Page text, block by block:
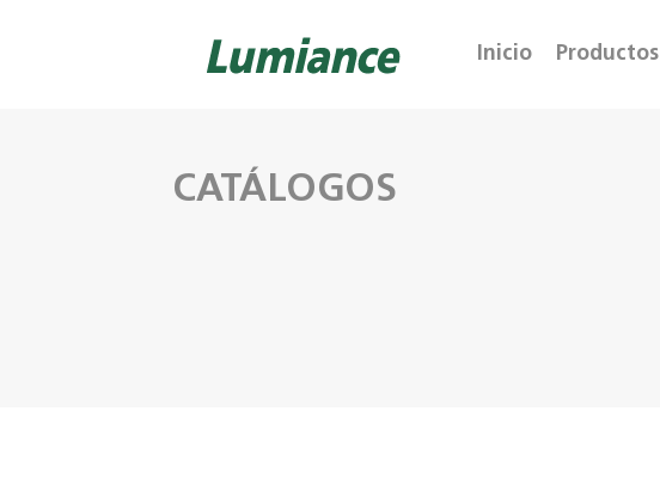
Inicio Productos
CATÁLOGOS